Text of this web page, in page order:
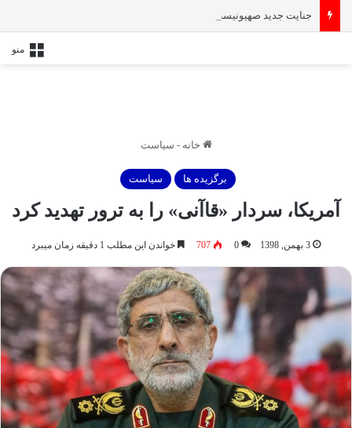
منو
خانه - سیاست
برگزیده ها سیاست
آمریکا، سردار «قاآنی» را به ترور تهدید کرد
3 بهمن, 1398 0
707 خواندن این مطلب 1 دقیقه زمان میبرد